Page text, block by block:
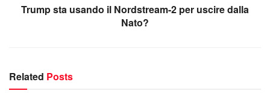
Trump sta usando il Nordstream-2 per uscire dalla
Nato?
Related Posts